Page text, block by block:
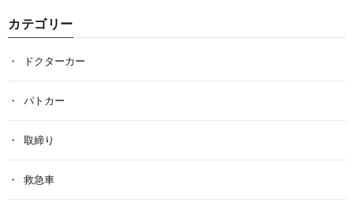
カテゴリー
ドクターカー
パトカー
取締り
救急車